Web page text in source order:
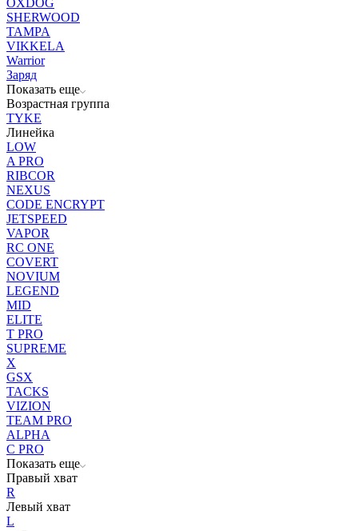
SHERWOOD
TAMPA
VIKKELA
Warrior
Заряд
Показать еще
Возрастная группа
TYKE
Линейка
LOW
A PRO
RIBCOR
NEXUS
CODE ENCRYPT
JETSPEED
VAPOR
RC ONE
COVERT
NOVIUM
LEGEND
MID
ELITE
T PRO
SUPREME
X
GSX
TACKS
VIZION
TEAM PRO
ALPHA
C PRO
Показать еще
Правый хват
R
Левый хват
L